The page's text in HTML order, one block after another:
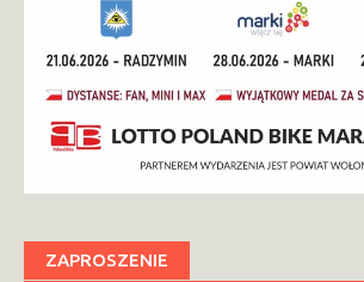
ZAPROSZENIE